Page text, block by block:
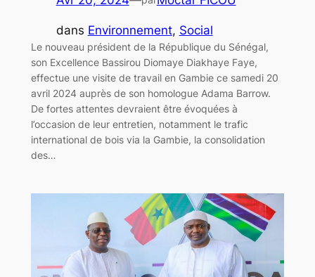
dans Environnement, Social
Le nouveau président de la République du Sénégal,
son Excellence Bassirou Diomaye Diakhaye Faye,
effectue une visite de travail en Gambie ce samedi 20
avril 2024 auprès de son homologue Adama Barrow.
De fortes attentes devraient être évoquées à
l’occasion de leur entretien, notamment le trafic
international de bois via la Gambie, la consolidation
des…